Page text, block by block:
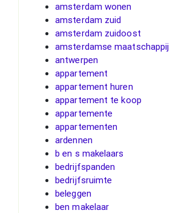
amsterdam wonen
amsterdam zuid
amsterdam zuidoost
amsterdamse maatschappij
antwerpen
appartement
appartement huren
appartement te koop
appartemente
appartementen
ardennen
b en s makelaars
bedrijfspanden
bedrijfsruimte
beleggen
ben makelaar